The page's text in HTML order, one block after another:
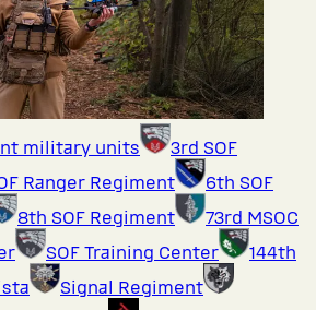
military units
3rd SOF
Ranger Regiment
6th SOF
8th SOF Regiment
73rd MSOC
SOF Training Center
144th
Signal Regiment